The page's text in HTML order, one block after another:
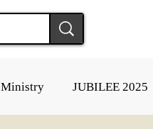
JUBILEE 2025